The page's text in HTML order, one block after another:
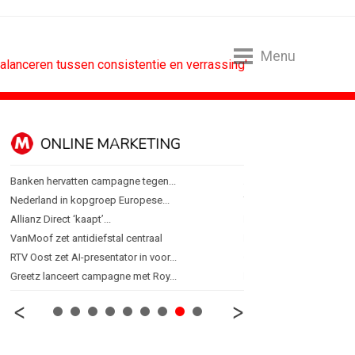
tussen consistentie en verrassing'
Menu
ONLINE MARKETING
Banken hervatten campagne tegen...
Nederland in kopgroep Europese...
Allianz Direct ‘kaapt’...
VanMoof zet antidiefstal centraal
RTV Oost zet AI-presentator in voor...
Greetz lanceert campagne met Roy...
Tata Consultancy